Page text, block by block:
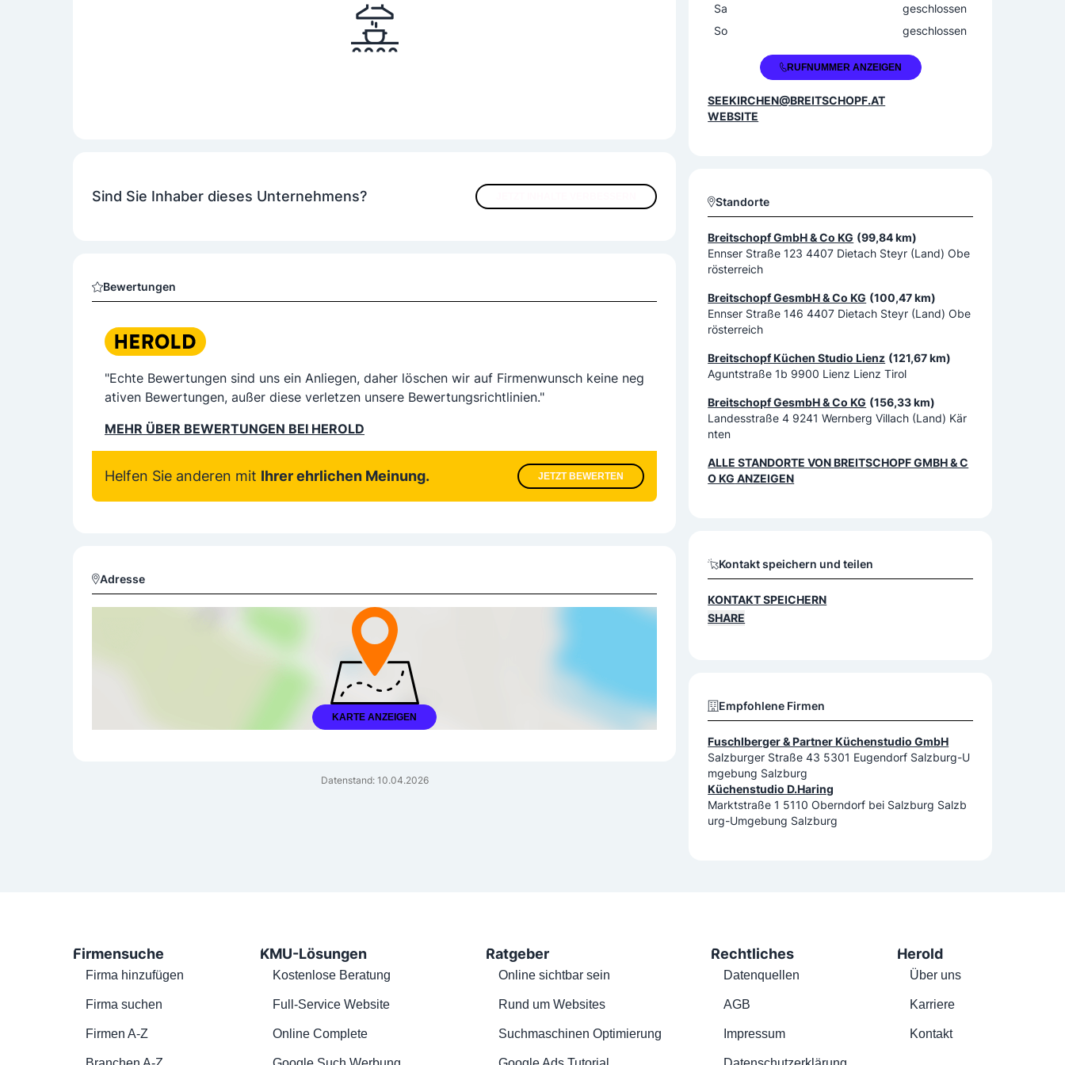
Sind Sie Inhaber dieses Unternehmens?
Bewertungen
"Echte Bewertungen sind uns ein Anliegen, daher löschen wir auf Firmenwunsch keine neg
ativen Bewertungen, außer diese verletzen unsere Bewertungsrichtlinien."
MEHR ÜBER BEWERTUNGEN BEI HEROLD
Helfen Sie anderen mit Ihrer ehrlichen Meinung. JETZT BEWERTEN
Adresse
KARTE ANZEIGEN
Datenstand: 10.04.2026
Sa
geschlossen
So
geschlossen
+43 6212 30313RUFNUMMER ANZEIGEN
SEEKIRCHEN@BREITSCHOPF.AT
WEBSITE
Standorte
Breitschopf GmbH & Co KG (99,84 km)
Ennser Straße 123 4407 Dietach Steyr (Land) Obe
rösterreich
Breitschopf GesmbH & Co KG (100,47 km)
Ennser Straße 146 4407 Dietach Steyr (Land) Obe
rösterreich
Breitschopf Küchen Studio Lienz (121,67 km)
Aguntstraße 1b 9900 Lienz Lienz Tirol
Breitschopf GesmbH & Co KG (156,33 km)
Landesstraße 4 9241 Wernberg Villach (Land) Kär
nten
ALLE STANDORTE VONBREITSCHOPF GMBH & C
O KG ANZEIGEN
Kontakt speichern und teilen
KONTAKT SPEICHERN
SHARE
Empfohlene Firmen
Fuschlberger & Partner Küchenstudio GmbH
Salzburger Straße 43 5301 Eugendorf Salzburg-U
mgebung Salzburg
Küchenstudio D.Haring
Marktstraße 1 5110 Oberndorf bei Salzburg Salzb
urg-Umgebung Salzburg
Firmensuche
Firma hinzufügen
Firma suchen
Firmen A-Z
KMU-Lösungen
Kostenlose Beratung
Full-Service Website
Online Complete
Ratgeber
Online sichtbar sein
Rund um Websites
Suchmaschinen Optimierung
Rechtliches
Datenquellen
AGB
Impressum
Herold
Über uns
Karriere
Kontakt